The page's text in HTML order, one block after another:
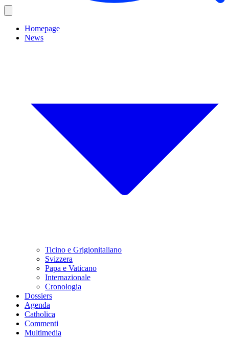
Homepage
News
Ticino e Grigionitaliano
Svizzera
Papa e Vaticano
Internazionale
Cronologia
Dossiers
Agenda
Catholica
Commenti
Multimedia